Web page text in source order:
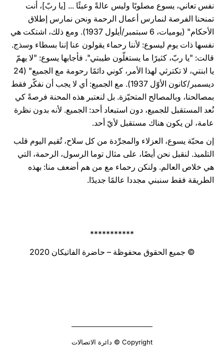
نفس تعاني، يسوع مصلوبًا وليس عالةً وعبئًا ... [يا ربّ]، أنت
تمنحنا الفرصة لنمارس أعمال الرحمة ونحن نمارس إطلاق
الأحكام" (يوميات، 6 سبتمبر/أيلول 1937). ومع ذلك، اشتكت هي
نفسها ذات يوم ليسوع: لأننا رحماء يقولون عنا إننا بسطاء وسذج.
قالت: "يا ربّ، كثيرًا ما يستغلّون طيبتي". فأجابها يسوع: "لا يهمّ
يا ابنتي، لا تكترثي لهذا الأمر، كوني دائمًا رحومة مع الجميع" (24
ديسمبر/كانون الأوّل 1937). مع الجميع: أي لا يجب أن نفكّر فقط
بمصالحنا، وبالمصالح المتحيّزة. بل لنعتبر هذه المحنة فرصةً كي
نُعد المستقبل للجميع، دون استبعاد أحد: الجميع. لأنه بدون نظرة
عامة، لن يكون هناك مستقبل لأيّ أحد.
إن محبّة يسوع، العزلاء والمجرِّدة من كل سلاح، تُقيم اليوم قلب
التلميذ. لنقبل نحن أيضًا، على مثال توما الرسول، الرحمة، التي
هي خلاص العالم. ولنكن رحماء مع من هم أضعف منا: بهذه
الطريقة فقط سنبني مجددا عالمًا جديدًا.
***********
© جميع الحقوق محفوظة – حاضرة الفاتيكان 2020
Copyright © دائرة الاتصالات